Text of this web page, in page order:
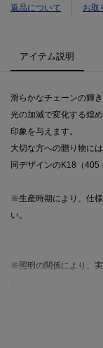
返品について お取
アイテム説明
滑らかなチェーンの輝
光の加減で変化する煌
印象を与えます。
大切な方への贈り物に
同デザインのK18（405
※生産時期により、仕
い。
※照明の関係により、